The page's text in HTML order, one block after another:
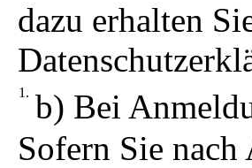
dazu erhalten
b) Bei
Sofern Sie